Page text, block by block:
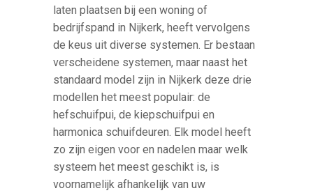
laten plaatsen bij een woning of
bedrijfspand in Nijkerk, heeft vervolgens
de keus uit diverse systemen. Er bestaan
verscheidene systemen, maar naast het
standaard model zijn in Nijkerk deze drie
modellen het meest populair: de
hefschuifpui, de kiepschuifpui en
harmonica schuifdeuren. Elk model heeft
zo zijn eigen voor en nadelen maar welk
systeem het meest geschikt is, is
voornamelijk afhankelijk van uw